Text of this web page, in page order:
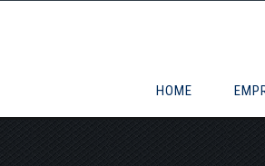
HOME